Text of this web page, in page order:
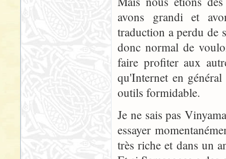
avons grandi et
traduction a perdu de
donc normal de
faire profiter aux
qu'Internet en
outils formidable.
Je ne sais pas
essayer
très riche et dans un